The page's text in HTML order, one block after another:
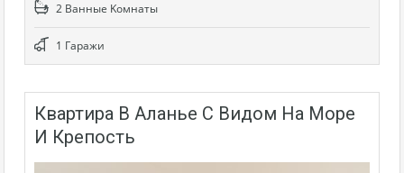
2 Bанные Kомнаты
1 Гаражи
Квартира В Аланье С Видом На Море
И Крепость